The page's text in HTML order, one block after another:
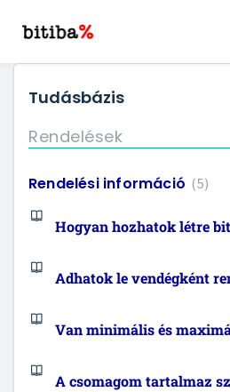
Tudásbázis
Rendelések
Rendelési információ 5
Hogyan hozhatok létre
Adhatok le vendégként
Van minimális és
A csomagom tartalmaz